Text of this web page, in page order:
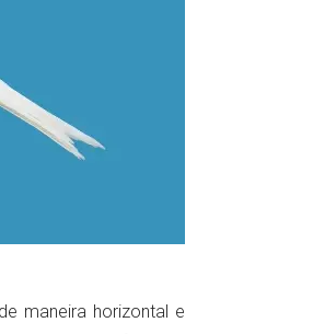
maneira horizontal e